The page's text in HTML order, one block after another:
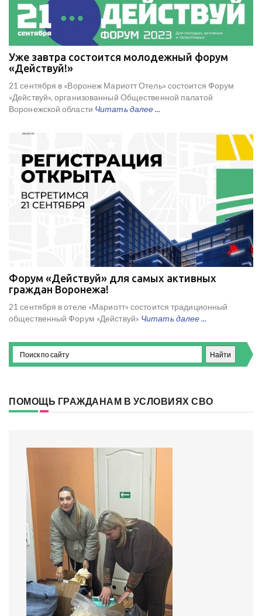
Уже завтра состоится молодежный форум
«Действуй!»
21 сентября в «Воронеж Мариотт Отель» состоится Форум
«Действуй», организованный Общественной палатой
Воронежской области Читать далее ...
Форум «Действуй» для самых активных
граждан Воронежа!
21 сентября в отеле «Мариотт» состоится традиционный
общественный Форум «Действуй» Читать далее ...
ПОМОЩЬ ГРАЖДАНАМ В УСЛОВИЯХ СВО